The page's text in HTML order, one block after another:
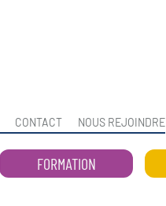
CONTACT NOUS REJOINDRE
FORMATION